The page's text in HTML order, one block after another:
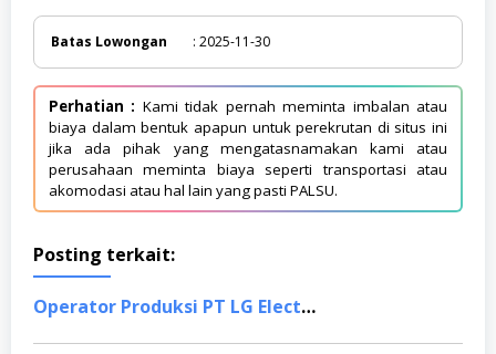
Batas Lowongan : 2025-11-30
Perhatian : Kami tidak pernah meminta imbalan atau
biaya dalam bentuk apapun untuk perekrutan di situs ini
jika ada pihak yang mengatasnamakan kami atau
perusahaan meminta biaya seperti transportasi atau
akomodasi atau hal lain yang pasti PALSU.
Posting terkait:
Operator Produksi PT LG Electronics Indonesia, Bekasi